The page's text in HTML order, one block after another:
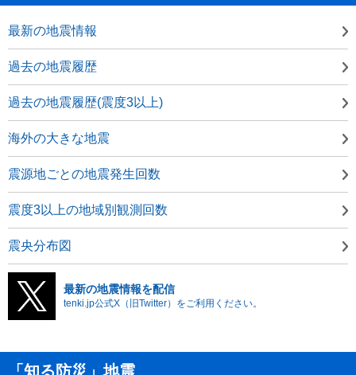
最新の地震情報
過去の地震履歴
過去の地震履歴(震度3以上)
海外の大きな地震
震源地ごとの地震発生回数
震度3以上の地域別観測回数
震央分布図
最新の地震情報を配信
tenki.jp公式X（旧Twitter）をご利用ください。
「知る防災」地震